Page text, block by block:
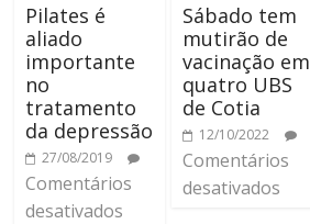
Pilates é
aliado
importante
no
tratamento
da depressão
27/08/2019
Comentários
desativados
Sábado tem
mutirão de
vacinação em
quatro UBS
de Cotia
12/10/2022
Comentários
desativados